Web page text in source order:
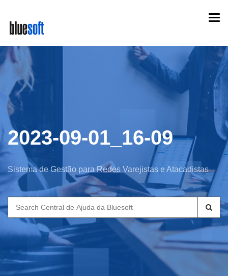
main
content
2023-09-01_16-09
Sistema de Gestão para Redes Varejistas e Atacadistas
Search
for: